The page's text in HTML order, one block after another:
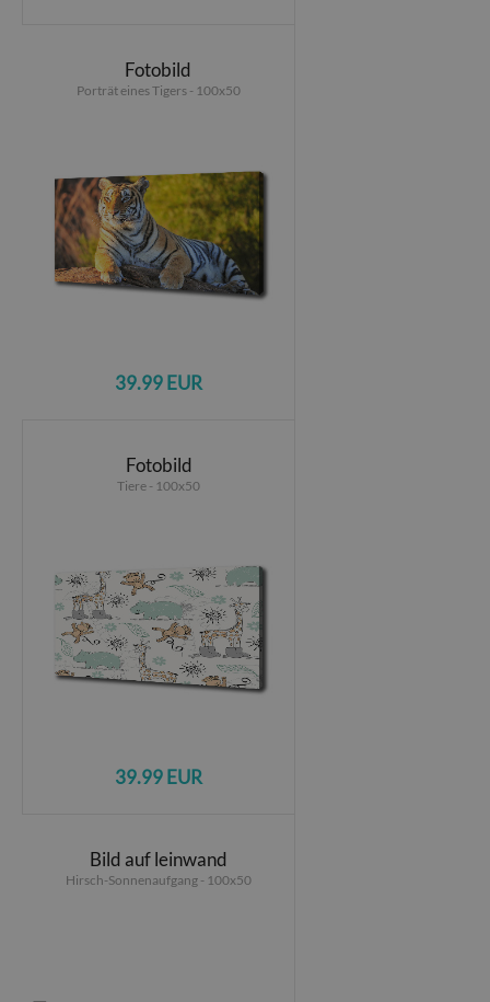
Fotobild
Porträt eines Tigers - 100x50
39.99 EUR
Fotobild
Tiere - 100x50
39.99 EUR
Bild auf leinwand
Hirsch-Sonnenaufgang - 100x50